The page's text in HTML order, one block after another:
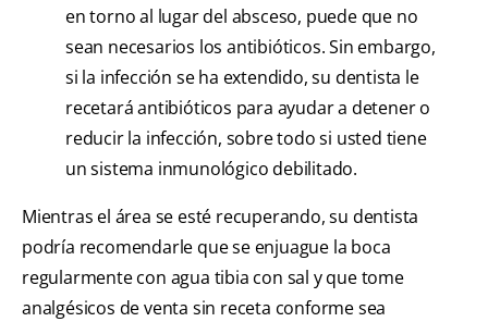
en torno al lugar del absceso, puede que no
sean necesarios los antibióticos. Sin embargo,
si la infección se ha extendido, su dentista le
recetará antibióticos para ayudar a detener o
reducir la infección, sobre todo si usted tiene
un sistema inmunológico debilitado.
Mientras el área se esté recuperando, su dentista
podría recomendarle que se enjuague la boca
regularmente con agua tibia con sal y que tome
analgésicos de venta sin receta conforme sea